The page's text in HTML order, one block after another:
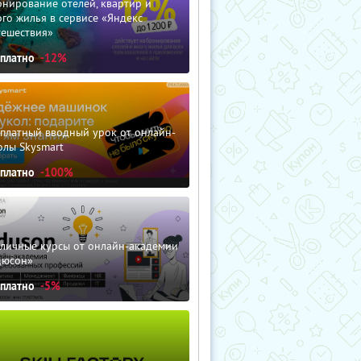
отелей, квартир и
жилья в сервисе «Яндекс
-12%
вводный урок от онлайн-
Skysmart
-100%
курсы от онлайн-академии
-5%